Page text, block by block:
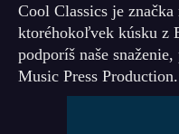
Cool Classics je
ktoréhokoľvek kúsku z
podporíš naše
Music Press Production.